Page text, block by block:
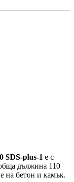
SDS-plus-1 е с
дължина 110
на бетон и камък.